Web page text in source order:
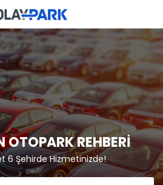
OTOPARK REHBERİ
6 Şehirde Hizmetinizde!